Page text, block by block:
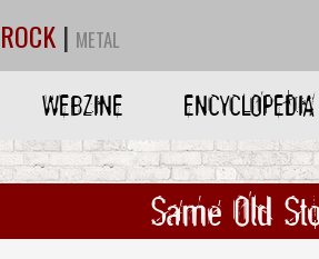
ROCK | METAL
WEBZINE ENCYCLOPEDIA
Same Old